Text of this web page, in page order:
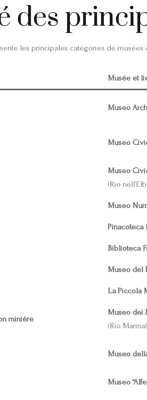
des
les principales catégories de musées
Musée et
Museo
Museo
Museo
(Rio
Museo
Pinacoteca
Biblioteca
Museo del
La Piccola
minière
Museo dei
(Rio Marina)
Museo
Museo